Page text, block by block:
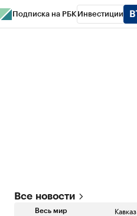
Подписка на РБК Инвестиции
Все новости
Весь мир Кавказ